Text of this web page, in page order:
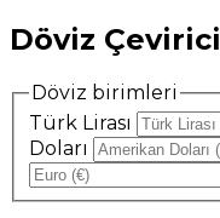
Döviz Çevirici
Döviz birimleri
Türk Lirası
Doları